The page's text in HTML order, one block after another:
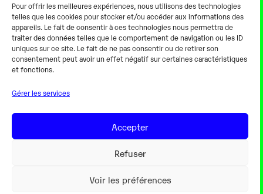
Pour offrir les meilleures expériences, nous utilisons des technologies
telles que les cookies pour stocker et/ou accéder aux informations des
appareils. Le fait de consentir à ces technologies nous permettra de
traiter des données telles que le comportement de navigation ou les ID
uniques sur ce site. Le fait de ne pas consentir ou de retirer son
consentement peut avoir un effet négatif sur certaines caractéristiques
et fonctions.
Gérer les services
Accepter
Refuser
Voir les préférences
En pratique
Tarifs et horaires
Salles
Équipements numériques
Gaming
Mentions légales